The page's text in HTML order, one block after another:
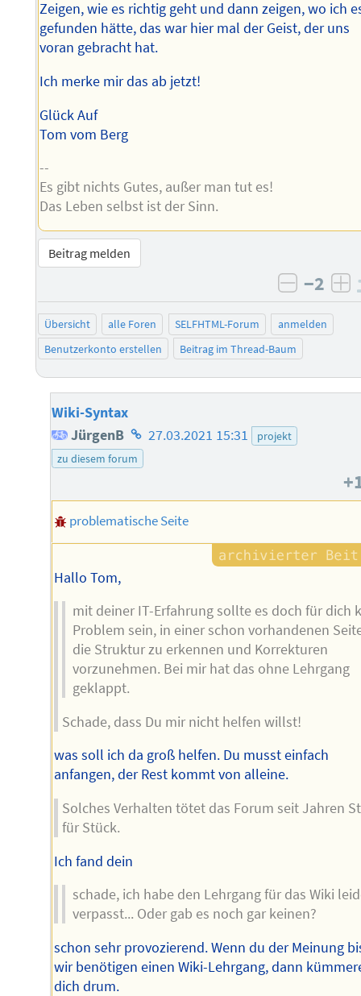
Zeigen, wie es richtig geht und dann zeigen, wo ich
gefunden hätte, das war hier mal der Geist, der uns
voran gebracht hat.
Ich merke mir das ab jetzt!
Glück Auf
Tom vom Berg
--
Es gibt nichts Gutes, außer man tut es!
Das Leben selbst ist der Sinn.
Beitrag melden
negativ
−2
Übersicht alle Foren SELFHTML-Forum
anmelden
Benutzerkonto erstellen
Beitrag im Thread-Baum
Wiki-Syntax
JürgenB Homepage
des
27.03.2021 15:31
projekt
zu diesem forum
problematische Seite
Hallo Tom,
mit deiner IT-Erfahrung sollte es doch für dich
Problem sein, in einer schon vorhandenen
die Struktur zu erkennen und Korrekturen
vorzunehmen. Bei mir hat das ohne Lehrgang
geklappt.
Schade, dass Du mir nicht helfen willst!
was soll ich da groß helfen. Du musst einfach
anfangen, der Rest kommt von alleine.
Solches Verhalten tötet das Forum seit Jahren
für Stück.
Ich fand dein
schade, ich habe den Lehrgang für das Wiki
verpasst... Oder gab es noch gar keinen?
schon sehr provozierend. Wenn du der Meinung
wir benötigen einen Wiki-Lehrgang, dann
dich drum.